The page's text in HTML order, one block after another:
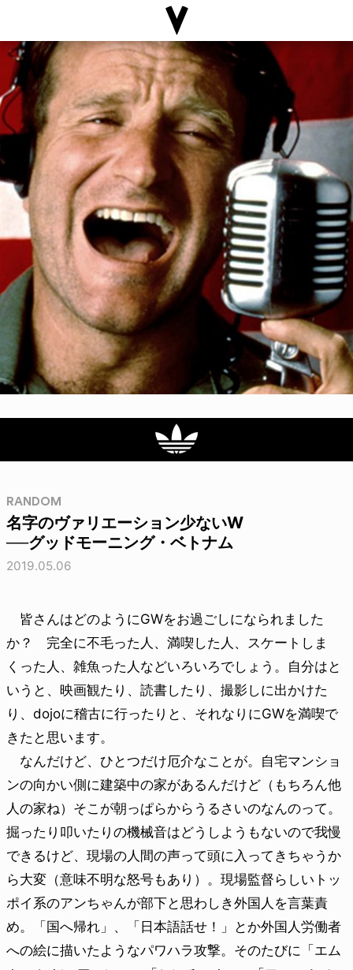
RANDOM
名字のヴァリエーション少ないW
──グッドモーニング・ベトナム
2019.05.06
皆さんはどのようにGWをお過ごしになられました
か？ 完全に不毛った人、満喫した人、スケートしま
くった人、雑魚った人などいろいろでしょう。自分はと
いうと、映画観たり、読書したり、撮影しに出かけた
り、dojoに稽古に行ったりと、それなりにGWを満喫で
きたと思います。
なんだけど、ひとつだけ厄介なことが。自宅マンショ
ンの向かい側に建築中の家があるんだけど（もちろん他
人の家ね）そこが朝っぱらからうるさいのなんのって。
掘ったり叩いたりの機械音はどうしようもないので我慢
できるけど、現場の人間の声って頭に入ってきちゃうか
ら大変（意味不明な怒号もあり）。現場監督らしいトッ
ポイ系のアンちゃんが部下と思わしき外国人を言葉責
め。「国へ帰れ」、「日本語話せ！」とか外国人労働者
への絵に描いたようなパワハラ攻撃。そのたびに「エム